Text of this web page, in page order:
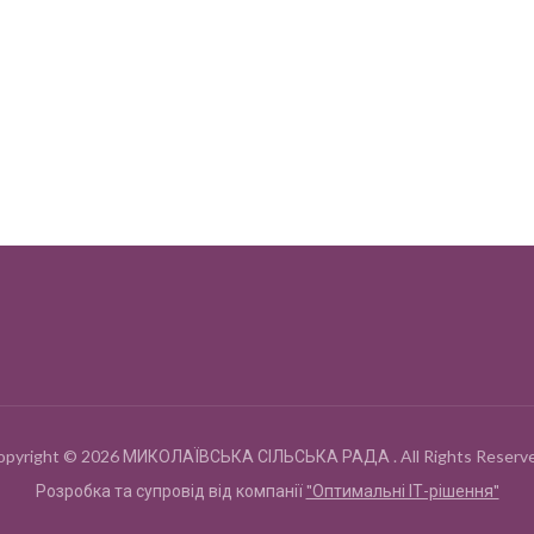
© 2026 МИКОЛАЇВСЬКА СІЛЬСЬКА РАДА . All Rights
Розробка та супровід від компанії"Оптимальні ІТ-рішення"